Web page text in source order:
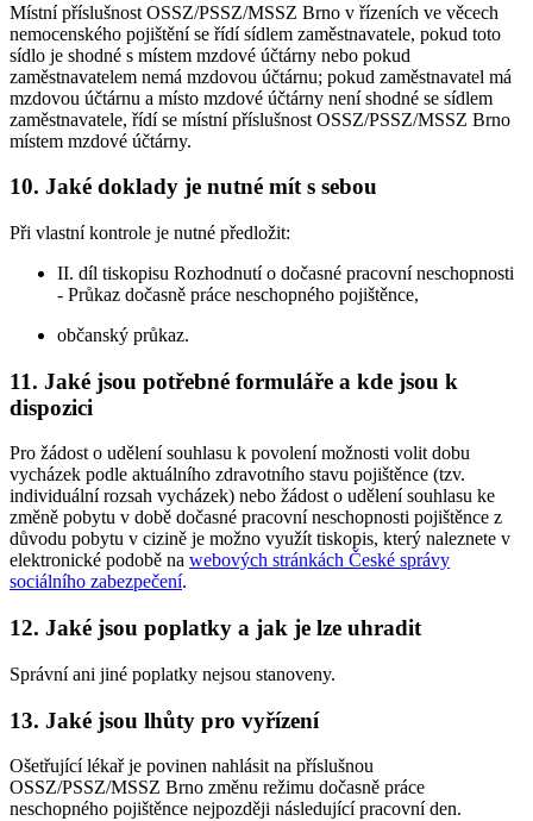
Místní příslušnost OSSZ/PSSZ/MSSZ Brno v řízeních ve věcech
nemocenského pojištění se řídí sídlem zaměstnavatele, pokud toto
sídlo je shodné s místem mzdové účtárny nebo pokud
zaměstnavatelem nemá mzdovou účtárnu; pokud zaměstnavatel má
mzdovou účtárnu a místo mzdové účtárny není shodné se sídlem
zaměstnavatele, řídí se místní příslušnost OSSZ/PSSZ/MSSZ Brno
místem mzdové účtárny.
10. Jaké doklady je nutné mít s sebou
Při vlastní kontrole je nutné předložit:
II. díl tiskopisu Rozhodnutí o dočasné pracovní neschopnosti
- Průkaz dočasně práce neschopného pojištěnce,
občanský průkaz.
11. Jaké jsou potřebné formuláře a kde jsou k
dispozici
Pro žádost o udělení souhlasu k povolení možnosti volit dobu
vycházek podle aktuálního zdravotního stavu pojištěnce (tzv.
individuální rozsah vycházek) nebo žádost o udělení souhlasu ke
změně pobytu v době dočasné pracovní neschopnosti pojištěnce z
důvodu pobytu v cizině je možno využít tiskopis, který naleznete v
elektronické podobě na webových stránkách České správy
sociálního zabezpečení.
12. Jaké jsou poplatky a jak je lze uhradit
Správní ani jiné poplatky nejsou stanoveny.
13. Jaké jsou lhůty pro vyřízení
Ošetřující lékař je povinen nahlásit na příslušnou
OSSZ/PSSZ/MSSZ Brno změnu režimu dočasně práce
neschopného pojištěnce nejpozději následující pracovní den.